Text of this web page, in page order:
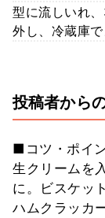
型に流しいれ
外し、冷蔵庫
投稿者から
■コツ・ポイ
生クリームを
に。ビスケッ
ハムクラッカ